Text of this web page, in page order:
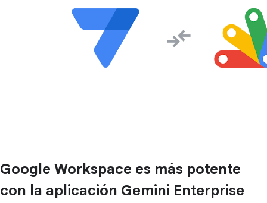
Google Workspace es más potente
con la aplicación Gemini Enterprise